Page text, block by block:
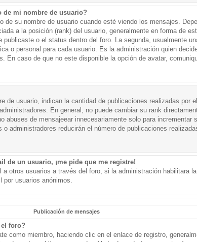
de mi nombre de usuario?
de su nombre de usuario cuando esté viendo los mensajes.
a la posición (rank) del usuario, generalmente en forma de
o el status dentro del foro. La segunda, usualmente
o personal para cada usuario. Es la administración quien
En caso de que no este disponible la opción de avatar,
de usuario, indican la cantidad de publicaciones realizadas por
En general, no puede cambiar su rank
abuses de mensajeear innecesariamente solo para incrementar
administradores reducirán el número de publicaciones
de un usuario, ¡me pide que me registre!
a otros usuarios a través del foro, si la administración habilitara
por usuarios anónimos.
Publicación de mensajes
foro?
como miembro, haciendo clic en el enlace de registro,